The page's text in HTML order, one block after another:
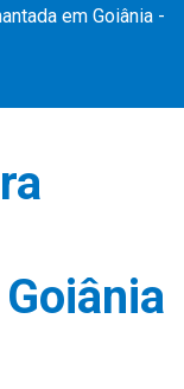
em Goiânia -